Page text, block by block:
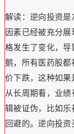
解读：逆向投资是
因素已经被充分
格发生了变化，导
鹅，所有医药股
价下跌，这种如果
从长周期看，业
辑被证伪，比如
回避的。逆向投